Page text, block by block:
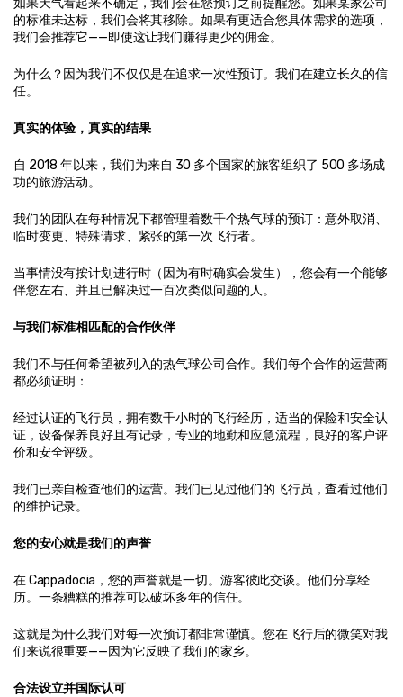
如果天气看起来不确定，我们会在您预订之前提醒您。如果某家公司
的标准未达标，我们会将其移除。如果有更适合您具体需求的选项，
我们会推荐它——即使这让我们赚得更少的佣金。
为什么？因为我们不仅仅是在追求一次性预订。我们在建立长久的信
任。
真实的体验，真实的结果
自 2018 年以来，我们为来自 30 多个国家的旅客组织了 500 多场成
功的旅游活动。
我们的团队在每种情况下都管理着数千个热气球的预订：意外取消、
临时变更、特殊请求、紧张的第一次飞行者。
当事情没有按计划进行时（因为有时确实会发生），您会有一个能够
伴您左右、并且已解决过一百次类似问题的人。
与我们标准相匹配的合作伙伴
我们不与任何希望被列入的热气球公司合作。我们每个合作的运营商
都必须证明：
经过认证的飞行员，拥有数千小时的飞行经历，适当的保险和安全认
证，设备保养良好且有记录，专业的地勤和应急流程，良好的客户评
价和安全评级。
我们已亲自检查他们的运营。我们已见过他们的飞行员，查看过他们
的维护记录。
您的安心就是我们的声誉
在 Cappadocia，您的声誉就是一切。游客彼此交谈。他们分享经
历。一条糟糕的推荐可以破坏多年的信任。
这就是为什么我们对每一次预订都非常谨慎。您在飞行后的微笑对我
们来说很重要——因为它反映了我们的家乡。
合法设立并国际认可